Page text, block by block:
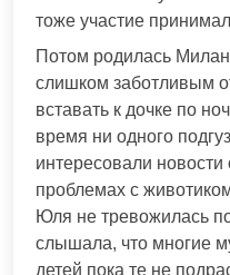
тоже участие
Потом родилась
слишком заботливым
вставать к дочке по
время ни одного
интересовали
проблемах с
Юля не тревожилась
слышала, что многие
детей пока те не